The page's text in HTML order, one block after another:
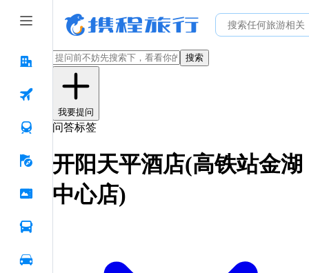
搜索
我要提问
问答标签
开阳天平酒店(高铁站金湖
中心店)